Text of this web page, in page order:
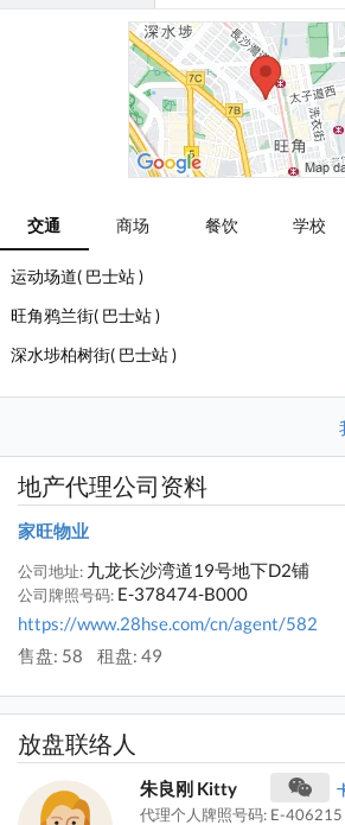
交通 商场 餐饮 学校
运动场道( 巴士站 )
旺角鸦兰街( 巴士站 )
深水埗柏树街( 巴士站 )
地产代理公司资料
家旺物业
公司地址: 九龙长沙湾道19号地下D2铺
公司牌照号码: E-378474-B000
https://www.28hse.com/cn/agent/582
售盘: 58
租盘: 49
放盘联络人
朱良刚 Kitty
代理个人牌照号码: E-406215